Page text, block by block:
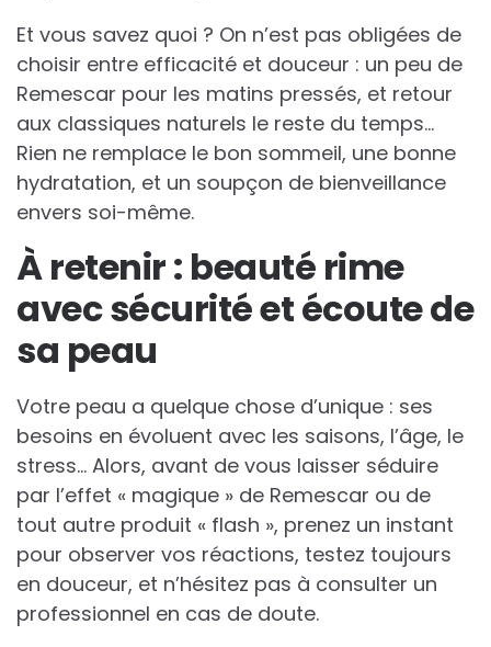
Et vous savez quoi ? On n’est pas obligées de
choisir entre efficacité et douceur : un peu de
Remescar pour les matins pressés, et retour
aux classiques naturels le reste du temps…
Rien ne remplace le bon sommeil, une bonne
hydratation, et un soupçon de bienveillance
envers soi-même.
À retenir : beauté rime
avec sécurité et écoute de
sa peau
Votre peau a quelque chose d’unique : ses
besoins en évoluent avec les saisons, l’âge, le
stress… Alors, avant de vous laisser séduire
par l’effet « magique » de Remescar ou de
tout autre produit « flash », prenez un instant
pour observer vos réactions, testez toujours
en douceur, et n’hésitez pas à consulter un
professionnel en cas de doute.